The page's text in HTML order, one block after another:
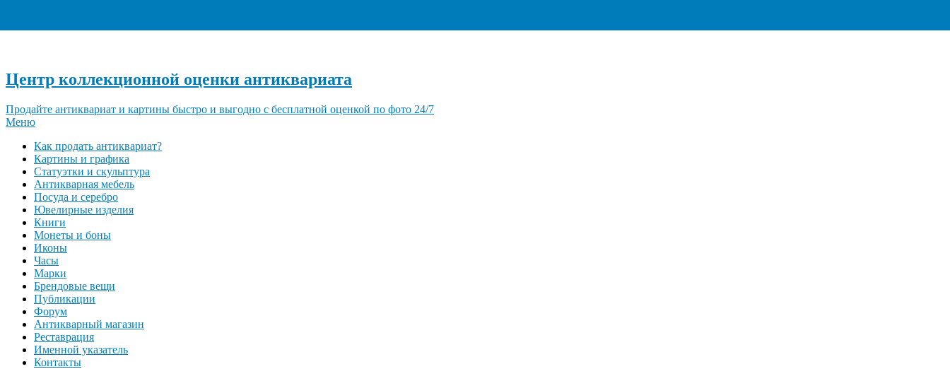
Центр коллекционной оценки антиквариата
Продайте антиквариат и картины быстро и выгодно с бесплатной оценкой по фото 24/7
Меню
Как продать антиквариат?
Картины и графика
Статуэтки и скульптура
Антикварная мебель
Посуда и серебро
Ювелирные изделия
Книги
Монеты и боны
Иконы
Часы
Марки
Брендовые вещи
Публикации
Форум
Антикварный магазин
Реставрация
Именной указатель
Контакты